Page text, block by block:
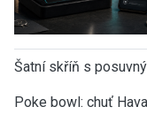
Šatní skříň s
Poke bowl: chuť